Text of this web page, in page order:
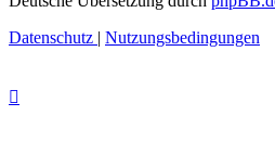
Datenschutz | Nutzungsbedingungen